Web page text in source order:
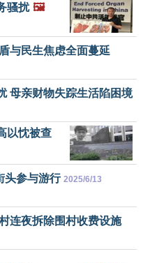
骚扰 🖼️
与民生焦虑全面蔓延
母亲财物失踪生活陷困境
以忱被查
头参与游行 2025/6/13
连夜拆除围村收费设施